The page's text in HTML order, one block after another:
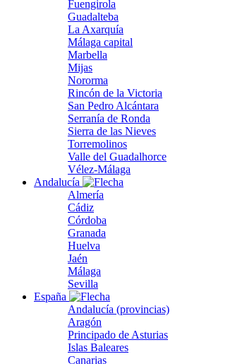
Fuengirola
Guadalteba
La Axarquía
Málaga capital
Marbella
Mijas
Nororma
Rincón de la Victoria
San Pedro Alcántara
Serranía de Ronda
Sierra de las Nieves
Torremolinos
Valle del Guadalhorce
Vélez-Málaga
Andalucía
Almería
Cádiz
Córdoba
Granada
Huelva
Jaén
Málaga
Sevilla
España
Andalucía (provincias)
Aragón
Principado de Asturias
Islas Baleares
Canarias